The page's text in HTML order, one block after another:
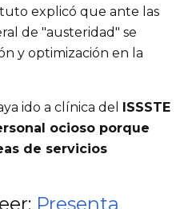
explicó que ante las
de "austeridad" se
y optimización en la
ido a clínica del
ISSSTE
ocioso porque
de servicios
Presenta